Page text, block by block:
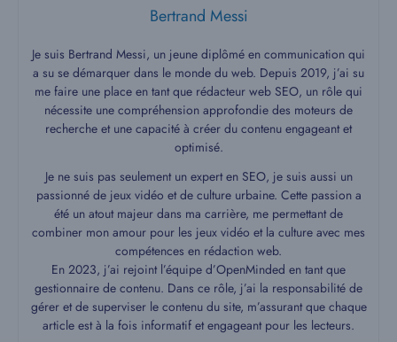
Bertrand Messi
Je suis Bertrand Messi, un jeune diplômé en communication qui
a su se démarquer dans le monde du web. Depuis 2019, j’ai su
me faire une place en tant que rédacteur web SEO, un rôle qui
nécessite une compréhension approfondie des moteurs de
recherche et une capacité à créer du contenu engageant et
optimisé.
Je ne suis pas seulement un expert en SEO, je suis aussi un
passionné de jeux vidéo et de culture urbaine. Cette passion a
été un atout majeur dans ma carrière, me permettant de
combiner mon amour pour les jeux vidéo et la culture avec mes
compétences en rédaction web.
En 2023, j’ai rejoint l’équipe d’OpenMinded en tant que
gestionnaire de contenu. Dans ce rôle, j’ai la responsabilité de
gérer et de superviser le contenu du site, m’assurant que chaque
article est à la fois informatif et engageant pour les lecteurs.